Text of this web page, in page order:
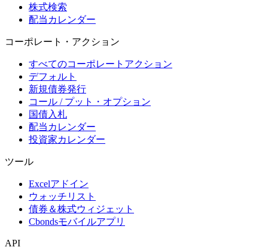
株式検索
配当カレンダー
コーポレート・アクション
すべてのコーポレートアクション
デフォルト
新規債券発行
コール / プット・オプション
国債入札
配当カレンダー
投資家カレンダー
ツール
Excelアドイン
ウォッチリスト
債券＆株式ウィジェット
Cbondsモバイルアプリ
API